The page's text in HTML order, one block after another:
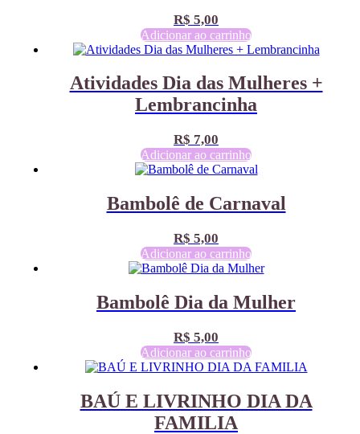
R$ 5,00
Adicionar ao carrinho
Atividades Dia das Mulheres +
Lembrancinha
R$ 7,00
Adicionar ao carrinho
Bambolê de Carnaval
R$ 5,00
Adicionar ao carrinho
Bambolê Dia da Mulher
R$ 5,00
Adicionar ao carrinho
BAÚ E LIVRINHO DIA DA
FAMILIA